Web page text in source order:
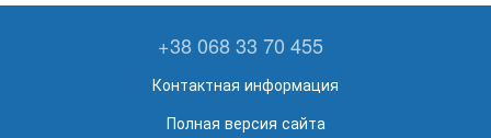
+38 068 33 70 455
Контактная информация
Полная версия сайта